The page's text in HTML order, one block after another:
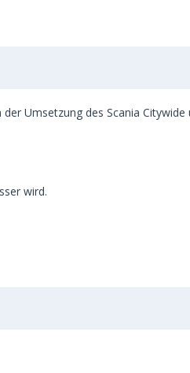
Umsetzung des Scania Citywide
wird.